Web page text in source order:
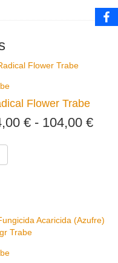
Flower Trabe
€ - 104,00€